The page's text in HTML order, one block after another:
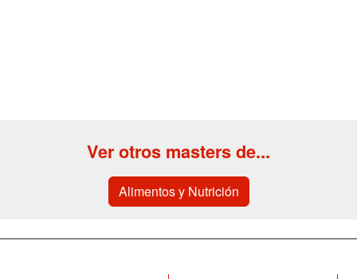
Ver otros masters de...
Alimentos y Nutrición